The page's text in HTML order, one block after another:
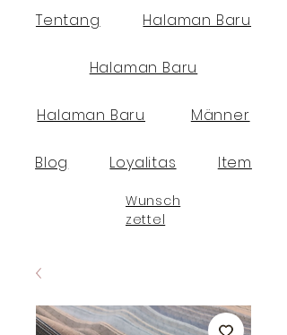
Tentang Halaman Baru
Halaman Baru
Halaman Baru Männer
Blog Loyalitas Item
Wunsch
zettel